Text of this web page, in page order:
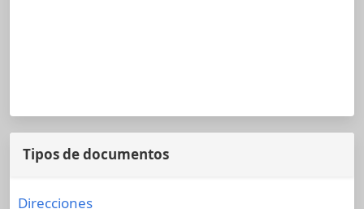
Tipos de documentos
Direcciones